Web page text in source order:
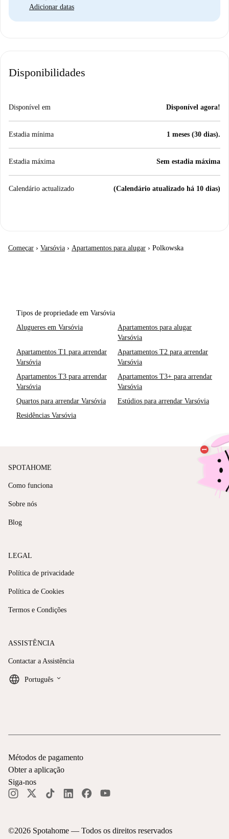
Adicionar datas
Disponibilidades
Disponível em Disponível agora!
Estadia mínima 1 meses (30 dias).
Estadia máxima Sem estadia máxima
Calendário actualizado (Calendário atualizado há 10 dias)
Começar › Varsóvia › Apartamentos para alugar › Polkowska
Tipos de propriedade em Varsóvia
Alugueres em Varsóvia
Apartamentos para alugar
Varsóvia
Apartamentos T1 para arrendar
Varsóvia
Apartamentos T2 para arrendar
Varsóvia
Apartamentos T3 para arrendar
Varsóvia
Apartamentos T3+ para arrendar
Varsóvia
Quartos para arrendar Varsóvia
Estúdios para arrendar Varsóvia
Residências Varsóvia
SPOTAHOME
Como funciona
Sobre nós
Blog
LEGAL
Política de privacidade
Política de Cookies
Termos e Condições
ASSISTÊNCIA
Contactar a Assistência
Português keyboard_arrow_down
©2026 Spotahome — Todos os direitos reservados
Métodos de pagamento
Obter a aplicação
Siga-nos